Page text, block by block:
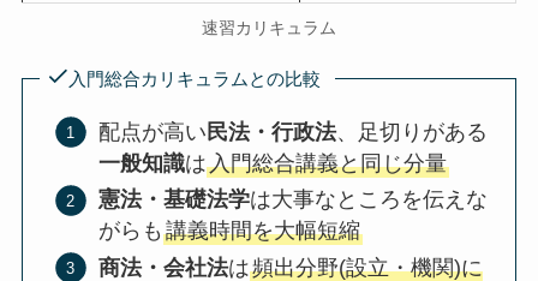
速習カリキュラム
入門総合カリキュラムとの比較
配点が高い 民法・行政法、足切りがある
一般知識は入門総合講義と同じ分量
憲法・基礎法学は大事なところを伝えな
がらも 講義時間を大幅短縮
商法・会社法は頻出分野(設立・機関)に